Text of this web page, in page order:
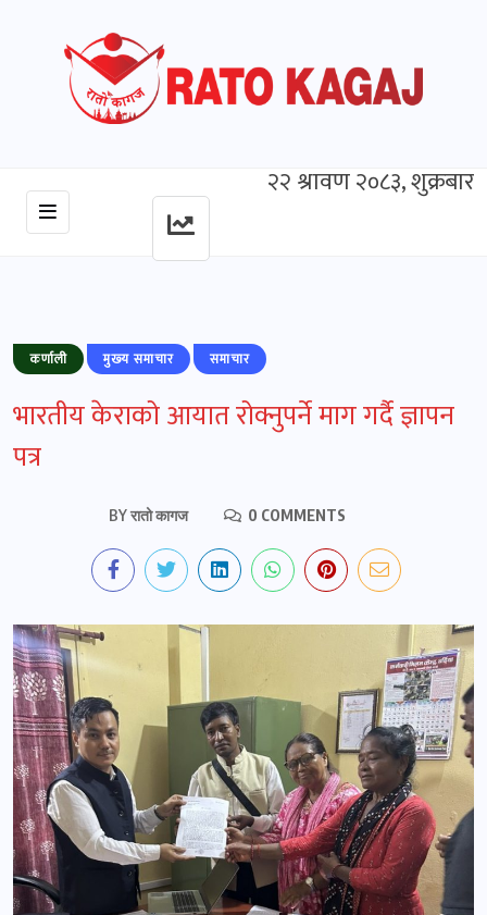
२२ श्रावण २०८३, शुक्रबार
कर्णाली मुख्‍य समाचार समाचार
भारतीय केराको आयात रोक्नुपर्ने माग गर्दै ज्ञापन
पत्र
BYरातो कागज 0 COMMENTS